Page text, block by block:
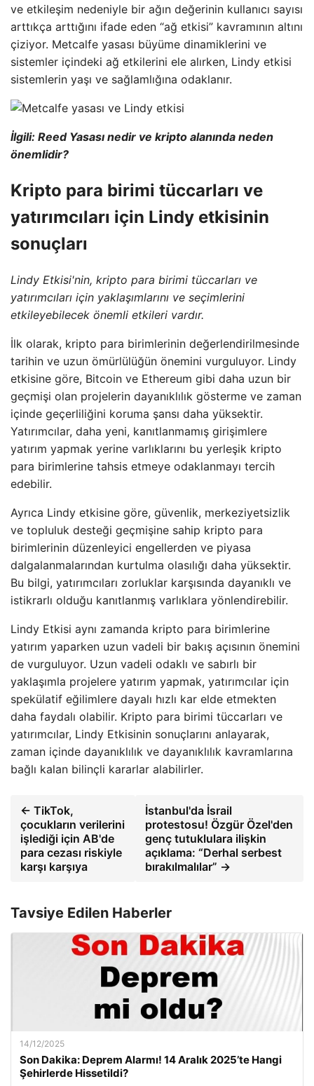
ve etkileşim nedeniyle bir ağın değerinin kullanıcı sayısı
arttıkça arttığını ifade eden “ağ etkisi” kavramının altını
çiziyor. Metcalfe yasası büyüme dinamiklerini ve
sistemler içindeki ağ etkilerini ele alırken, Lindy etkisi
sistemlerin yaşı ve sağlamlığına odaklanır.
İlgili: Reed Yasası nedir ve kripto alanında neden
önemlidir?
Kripto para birimi tüccarları ve
yatırımcıları için Lindy etkisinin
sonuçları
Lindy Etkisi'nin, kripto para birimi tüccarları ve
yatırımcıları için yaklaşımlarını ve seçimlerini
etkileyebilecek önemli etkileri vardır.
İlk olarak, kripto para birimlerinin değerlendirilmesinde
tarihin ve uzun ömürlülüğün önemini vurguluyor. Lindy
etkisine göre, Bitcoin ve Ethereum gibi daha uzun bir
geçmişi olan projelerin dayanıklılık gösterme ve zaman
içinde geçerliliğini koruma şansı daha yüksektir.
Yatırımcılar, daha yeni, kanıtlanmamış girişimlere
yatırım yapmak yerine varlıklarını bu yerleşik kripto
para birimlerine tahsis etmeye odaklanmayı tercih
edebilir.
Ayrıca Lindy etkisine göre, güvenlik, merkeziyetsizlik
ve topluluk desteği geçmişine sahip kripto para
birimlerinin düzenleyici engellerden ve piyasa
dalgalanmalarından kurtulma olasılığı daha yüksektir.
Bu bilgi, yatırımcıları zorluklar karşısında dayanıklı ve
istikrarlı olduğu kanıtlanmış varlıklara yönlendirebilir.
Lindy Etkisi aynı zamanda kripto para birimlerine
yatırım yaparken uzun vadeli bir bakış açısının önemini
de vurguluyor. Uzun vadeli odaklı ve sabırlı bir
yaklaşımla projelere yatırım yapmak, yatırımcılar için
spekülatif eğilimlere dayalı hızlı kar elde etmekten
daha faydalı olabilir. Kripto para birimi tüccarları ve
yatırımcılar, Lindy Etkisinin sonuçlarını anlayarak,
zaman içinde dayanıklılık ve dayanıklılık kavramlarına
bağlı kalan bilinçli kararlar alabilirler.
← TikTok,
çocukların verilerini
işlediği için AB'de
para cezası riskiyle
karşı karşıya
İstanbul'da İsrail
protestosu! Özgür Özel'den
genç tutuklulara ilişkin
açıklama: “Derhal serbest
bırakılmalılar” →
Tavsiye Edilen Haberler
14/12/2025
Son Dakika: Deprem Alarmı! 14 Aralık 2025’te Hangi
Şehirlerde Hissetildi?